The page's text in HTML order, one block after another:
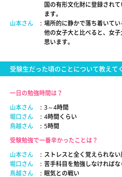
国の有形文化財に登録され
ます。
山本さん
: 場所的に静かで落ち着いてい
他の女子大と比べると、女
思います。
受験生だった頃のことについて教えて
一日の勉強時間は？
山本さん
: 3～4時間
堀口さん
: 4時間くらい
鳥越さん
: 5時間
受験勉強で一番辛かったことは？
山本さん
: ストレスと全く覚えられな
堀口さん
: 苦手科目を勉強しなければな
鳥越さん
: 眠気との戦い